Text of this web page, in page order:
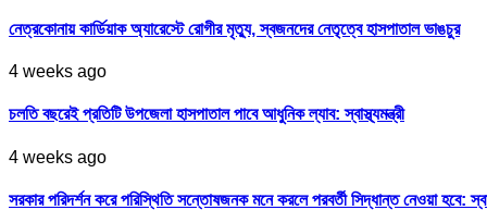
নেত্রকোনায় কার্ডিয়াক অ্যারেস্টে রোগীর মৃত্যু, স্বজনদের নেতৃত্বে হাসপাতাল ভাঙচুর
4 weeks ago
চলতি বছরেই প্রতিটি উপজেলা হাসপাতাল পাবে আধুনিক ল্যাব: স্বাস্থ্যমন্ত্রী
4 weeks ago
সরকার পরিদর্শন করে পরিস্থিতি সন্তোষজনক মনে করলে পরবর্তী সিদ্ধান্ত নেওয়া হবে: